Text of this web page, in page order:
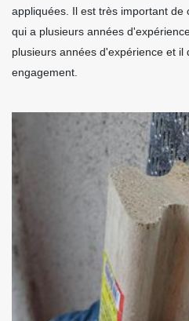
appliquées. Il est très important de
qui a plusieurs années
plusieurs années d'expérience et
engagement.